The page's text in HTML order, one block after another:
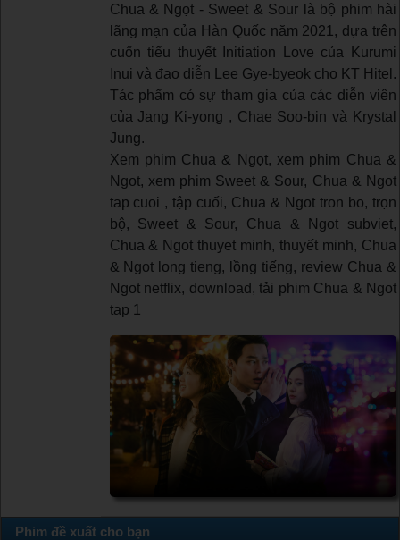
Chua & Ngọt - Sweet & Sour là bộ phim hài
lãng mạn của Hàn Quốc năm 2021, dựa trên
cuốn tiểu thuyết Initiation Love của Kurumi
Inui và đạo diễn Lee Gye-byeok cho KT Hitel.
Tác phẩm có sự tham gia của các diễn viên
của Jang Ki-yong , Chae Soo-bin và Krystal
Jung.
Xem phim Chua & Ngọt, xem phim Chua &
Ngot, xem phim Sweet & Sour, Chua & Ngot
tap cuoi , tập cuối, Chua & Ngot tron bo, trọn
bộ, Sweet & Sour, Chua & Ngot subviet,
Chua & Ngot thuyet minh, thuyết minh, Chua
& Ngot long tieng, lồng tiếng, review Chua &
Ngot netflix, download, tải phim Chua & Ngot
tap 1
Phim đề xuất cho bạn